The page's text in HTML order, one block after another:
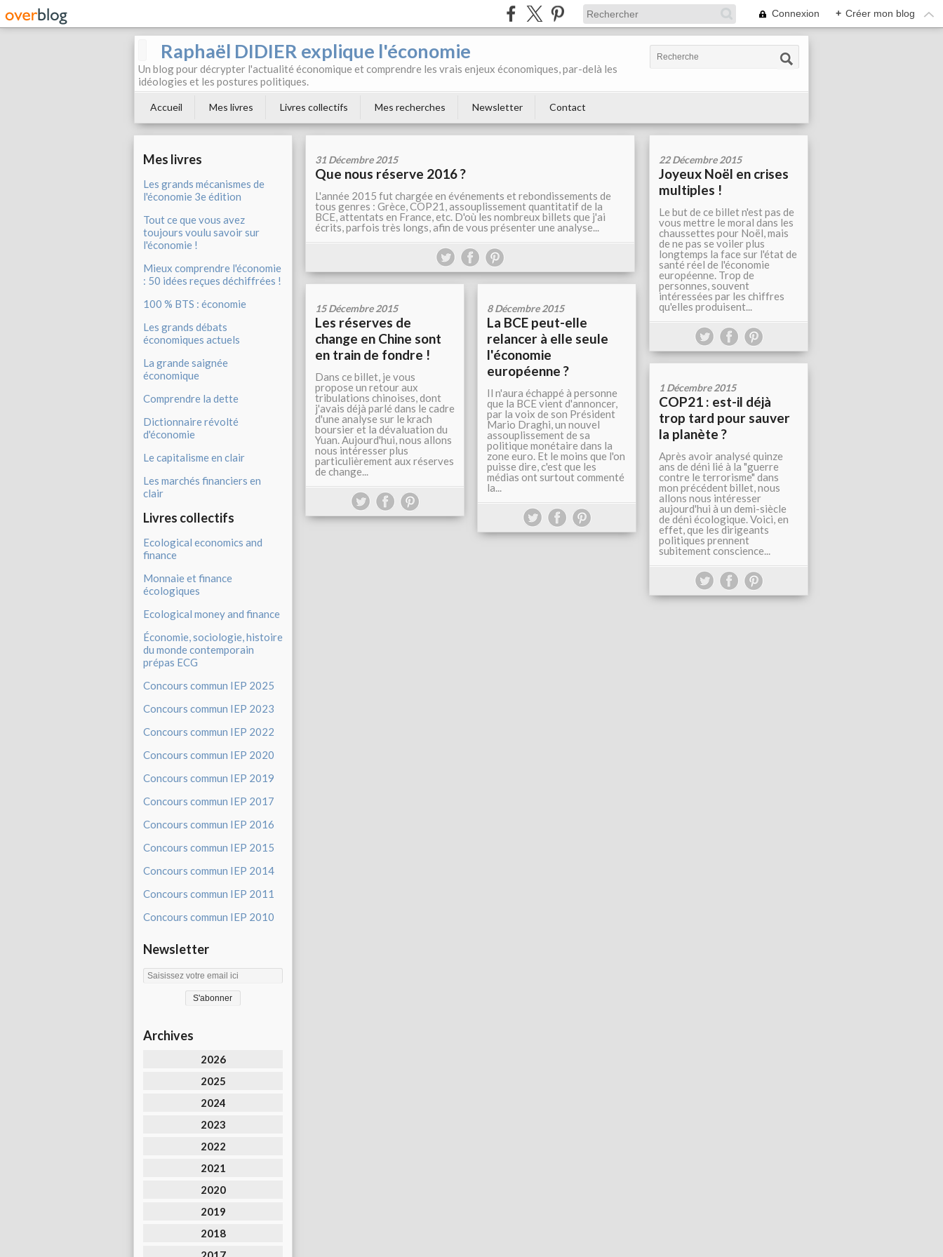
Connexion + Créer mon blog
Raphaël DIDIER explique l'économie
Un blog pour décrypter l'actualité économique et comprendre les vrais enjeux économiques, par-delà les
idéologies et les postures politiques.
Accueil Mes livres Livres collectifs Mes recherches Newsletter Contact
Mes livres
Les grands mécanismes de
l'économie 3e édition
Tout ce que vous avez
toujours voulu savoir sur
l'économie !
Mieux comprendre l'économie
: 50 idées reçues déchiffrées !
100 % BTS : économie
Les grands débats
économiques actuels
La grande saignée
économique
Comprendre la dette
Dictionnaire révolté
d'économie
Le capitalisme en clair
Les marchés financiers en
clair
Livres collectifs
Ecological economics and
finance
Monnaie et finance
écologiques
Ecological money and finance
Économie, sociologie, histoire
du monde contemporain
prépas ECG
Concours commun IEP 2025
Concours commun IEP 2023
Concours commun IEP 2022
Concours commun IEP 2020
Concours commun IEP 2019
Concours commun IEP 2017
Concours commun IEP 2016
Concours commun IEP 2015
Concours commun IEP 2014
Concours commun IEP 2011
Concours commun IEP 2010
Newsletter
Archives
2026
2025
2024
2023
2022
2021
2020
2019
2018
31 Décembre 2015
Que nous réserve 2016 ?
L'année 2015 fut chargée en événements et rebondissements de
tous genres : Grèce, COP21, assouplissement quantitatif de la
BCE, attentats en France, etc. D'où les nombreux billets que j'ai
écrits, parfois très longs, afin de vous présenter une analyse...
22 Décembre 2015
Joyeux Noël en crises
multiples !
Le but de ce billet n'est pas de
vous mettre le moral dans les
chaussettes pour Noël, mais
de ne pas se voiler plus
longtemps la face sur l'état de
santé réel de l'économie
européenne. Trop de
personnes, souvent
intéressées par les chiffres
qu'elles produisent...
15 Décembre 2015
Les réserves de
change en Chine sont
en train de fondre !
Dans ce billet, je vous
propose un retour aux
tribulations chinoises, dont
j'avais déjà parlé dans le cadre
d'une analyse sur le krach
boursier et la dévaluation du
Yuan. Aujourd'hui, nous allons
nous intéresser plus
particulièrement aux réserves
de change...
8 Décembre 2015
La BCE peut-elle
relancer à elle seule
l'économie
européenne ?
Il n'aura échappé à personne
que la BCE vient d'annoncer,
par la voix de son Président
Mario Draghi, un nouvel
assouplissement de sa
politique monétaire dans la
zone euro. Et le moins que l'on
puisse dire, c'est que les
médias ont surtout commenté
la...
1 Décembre 2015
COP21 : est-il déjà
trop tard pour sauver
la planète ?
Après avoir analysé quinze
ans de déni lié à la "guerre
contre le terrorisme" dans
mon précédent billet, nous
allons nous intéresser
aujourd'hui à un demi-siècle
de déni écologique. Voici, en
effet, que les dirigeants
politiques prennent
subitement conscience...